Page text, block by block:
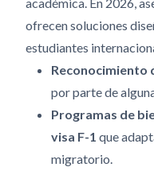
ofrecen soluciones
estudiantes
Reconocimiento
por parte de
Programas de
visa F-1 que
migratorio.